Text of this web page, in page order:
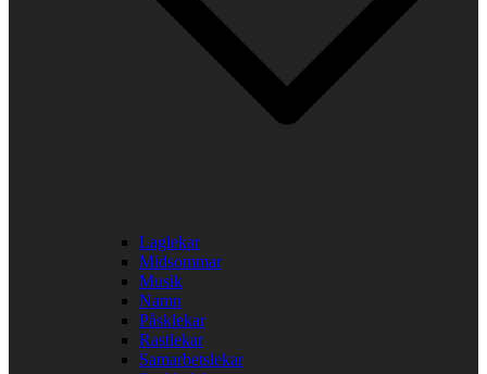
Laglekar
Midsommar
Musik
Namn
Påsklekar
Rastlekar
Samarbetslekar